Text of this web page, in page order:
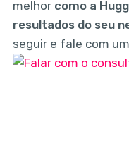
melhor como a
resultados do seu
seguir e fale com